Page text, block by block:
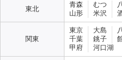
東北
青森 むつ
山形
米沢
関東
東京 大島
千葉
銚子
甲府
河口湖